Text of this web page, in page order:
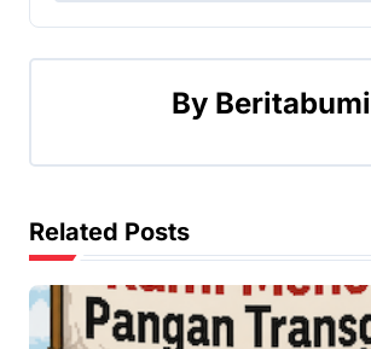
s
t
a
v
i
g
By Beritabumi
Related Posts